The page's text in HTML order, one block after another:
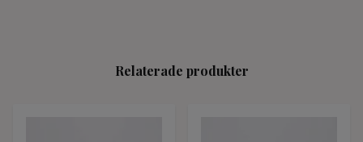
Relaterade produkter